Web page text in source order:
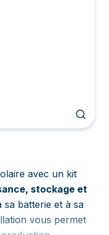
avec un kit
stockage et
sa batterie et à sa
vous permet